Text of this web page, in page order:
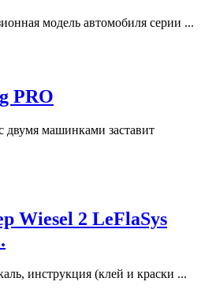
модель автомобиля серии ...
PRO
двумя машинками заставит
Wiesel 2 LeFlaSys
инструкция (клей и краски ...